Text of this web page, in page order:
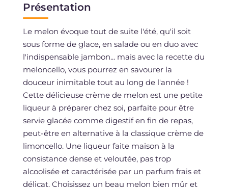
Présentation
Le melon évoque tout de suite l'été, qu'il soit
sous forme de glace, en salade ou en duo avec
l'indispensable jambon... mais avec la recette du
meloncello, vous pourrez en savourer la
douceur inimitable tout au long de l'année !
Cette délicieuse crème de melon est une petite
liqueur à préparer chez soi, parfaite pour être
servie glacée comme digestif en fin de repas,
peut-être en alternative à la classique crème de
limoncello. Une liqueur faite maison à la
consistance dense et veloutée, pas trop
alcoolisée et caractérisée par un parfum frais et
délicat. Choisissez un beau melon bien mûr et